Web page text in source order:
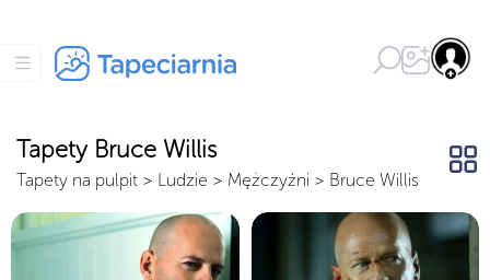
Tapety Bruce Willis
Tapety na pulpit > Ludzie > Mężczyźni > Bruce Willis